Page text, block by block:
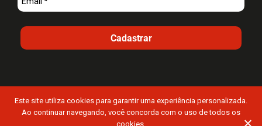
Cadastrar
© 2026 Autoimpact Especialista em Palhetas – Todos os Direitos
Este site utiliza cookies para garantir uma experiência personalizada.
Ao continuar navegando, você concorda com o uso de todos os
cookies.